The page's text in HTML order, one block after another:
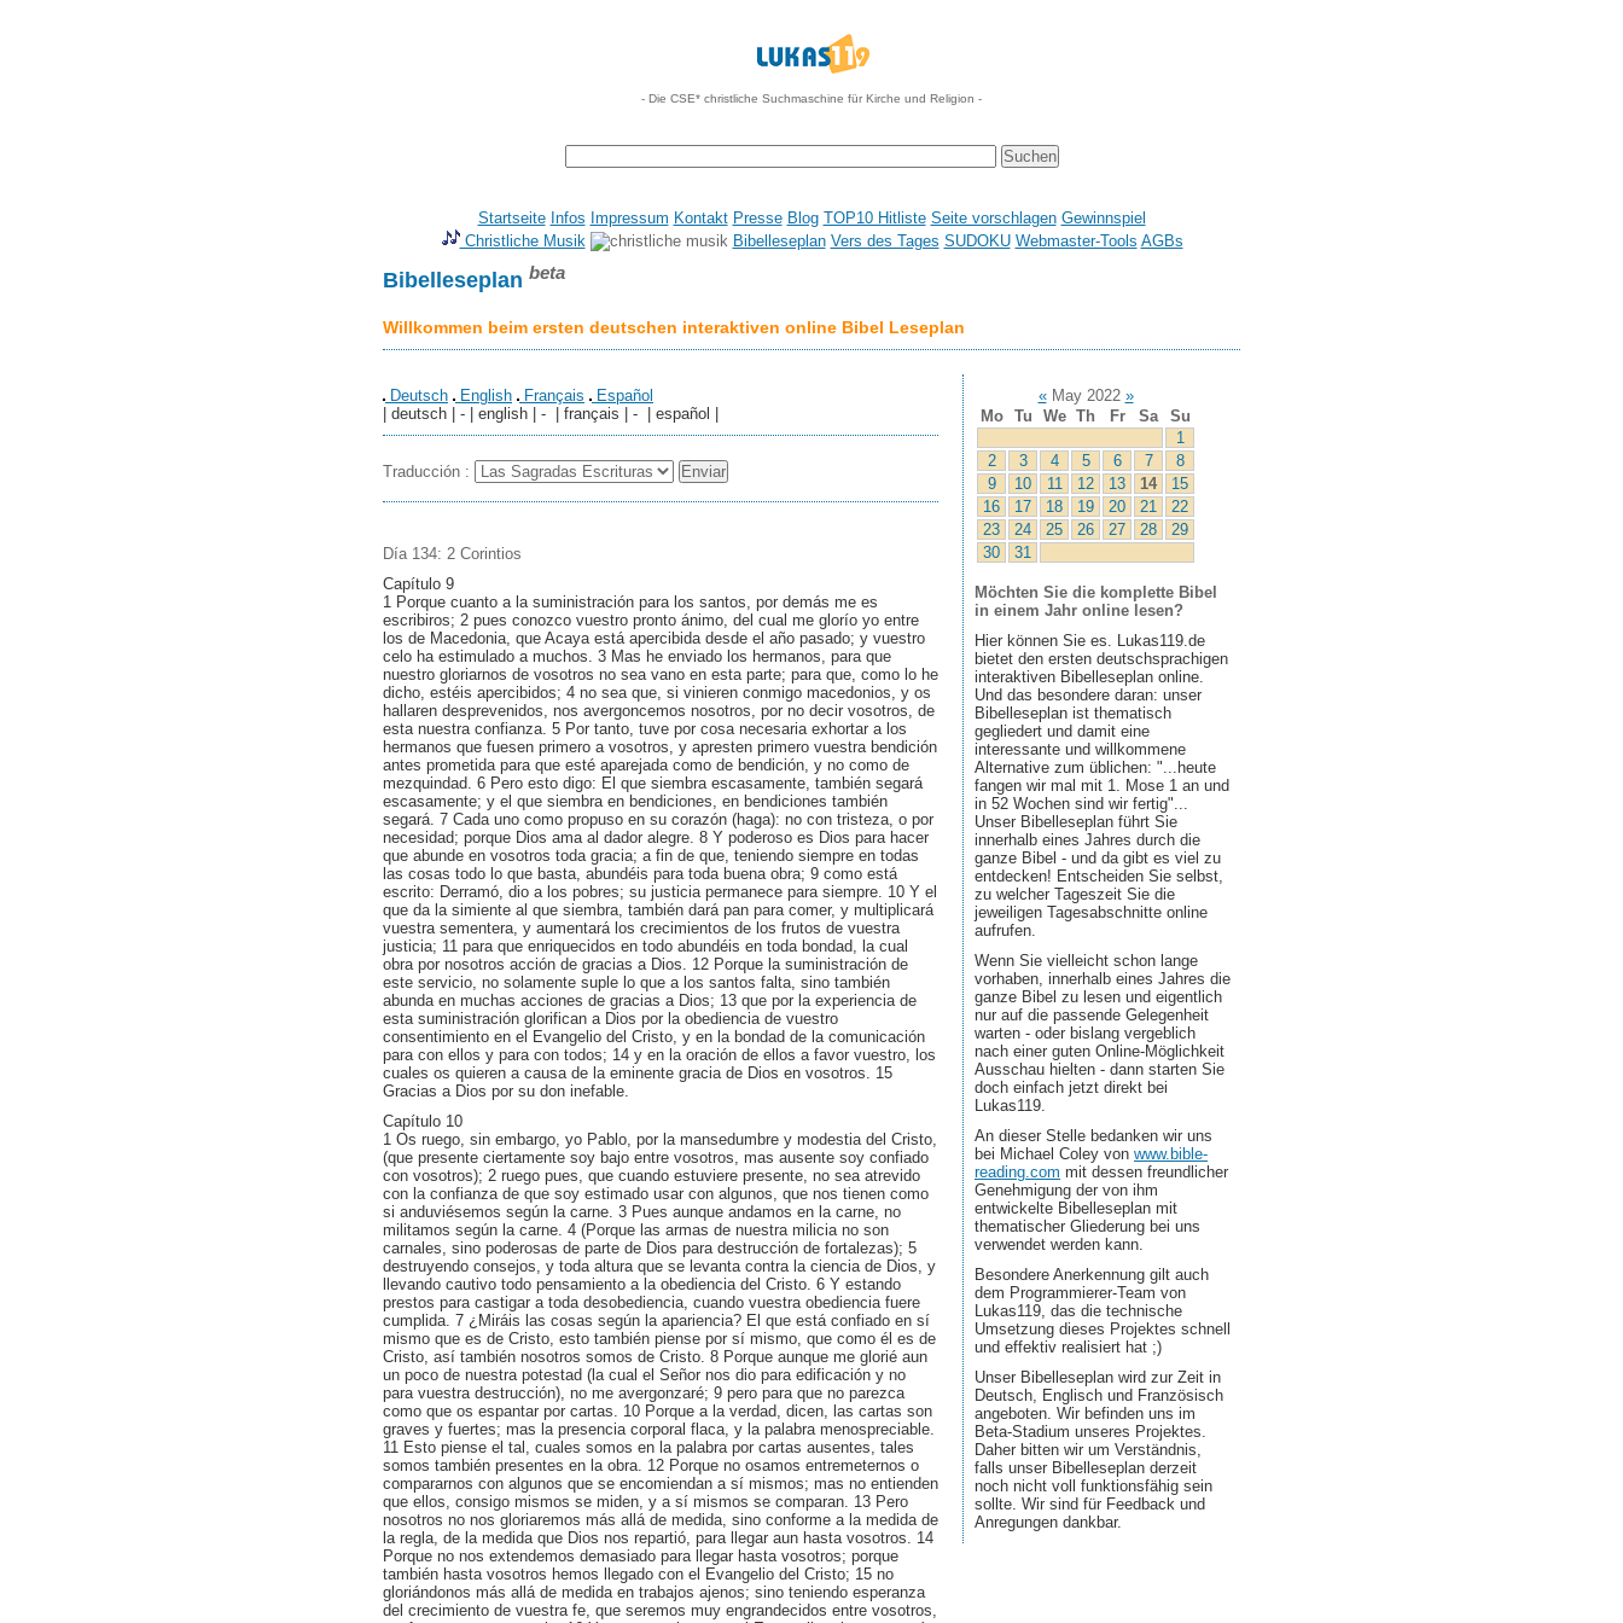
- Die CSE* christliche Suchmaschine für Kirche und Religion -
Startseite Infos Impressum Kontakt Presse Blog TOP10 Hitliste Seite vorschlagen Gewinnspiel
Christliche Musik
Bibelleseplan Vers des Tages SUDOKU Webmaster-Tools AGBs
Bibelleseplan beta
Willkommen beim ersten deutschen interaktiven online Bibel Leseplan
Deutsch English Français
Español
| deutsch | - | english | - | français | - | español |
Traducción :
Día 134: 2 Corintios
Capítulo 9
1 Porque cuanto a la suministración para los santos, por demás me es
escribiros; 2 pues conozco vuestro pronto ánimo, del cual me glorío yo entre
los de Macedonia, que Acaya está apercibida desde el año pasado; y vuestro
celo ha estimulado a muchos. 3 Mas he enviado los hermanos, para que
nuestro gloriarnos de vosotros no sea vano en esta parte; para que, como lo he
dicho, estéis apercibidos; 4 no sea que, si vinieren conmigo macedonios, y os
hallaren desprevenidos, nos avergoncemos nosotros, por no decir vosotros, de
esta nuestra confianza. 5 Por tanto, tuve por cosa necesaria exhortar a los
hermanos que fuesen primero a vosotros, y apresten primero vuestra bendición
antes prometida para que esté aparejada como de bendición, y no como de
mezquindad. 6 Pero esto digo: El que siembra escasamente, también segará
escasamente; y el que siembra en bendiciones, en bendiciones también
segará. 7 Cada uno como propuso en su corazón (haga): no con tristeza, o por
necesidad; porque Dios ama al dador alegre. 8 Y poderoso es Dios para hacer
que abunde en vosotros toda gracia; a fin de que, teniendo siempre en todas
las cosas todo lo que basta, abundéis para toda buena obra; 9 como está
escrito: Derramó, dio a los pobres; su justicia permanece para siempre. 10 Y el
que da la simiente al que siembra, también dará pan para comer, y multiplicará
vuestra sementera, y aumentará los crecimientos de los frutos de vuestra
justicia; 11 para que enriquecidos en todo abundéis en toda bondad, la cual
obra por nosotros acción de gracias a Dios. 12 Porque la suministración de
este servicio, no solamente suple lo que a los santos falta, sino también
abunda en muchas acciones de gracias a Dios; 13 que por la experiencia de
esta suministración glorifican a Dios por la obediencia de vuestro
consentimiento en el Evangelio del Cristo, y en la bondad de la comunicación
para con ellos y para con todos; 14 y en la oración de ellos a favor vuestro, los
cuales os quieren a causa de la eminente gracia de Dios en vosotros. 15
Gracias a Dios por su don inefable.
Capítulo 10
1 Os ruego, sin embargo, yo Pablo, por la mansedumbre y modestia del Cristo,
(que presente ciertamente soy bajo entre vosotros, mas ausente soy confiado
con vosotros); 2 ruego pues, que cuando estuviere presente, no sea atrevido
con la confianza de que soy estimado usar con algunos, que nos tienen como
si anduviésemos según la carne. 3 Pues aunque andamos en la carne, no
militamos según la carne. 4 (Porque las armas de nuestra milicia no son
carnales, sino poderosas de parte de Dios para destrucción de fortalezas); 5
destruyendo consejos, y toda altura que se levanta contra la ciencia de Dios, y
llevando cautivo todo pensamiento a la obediencia del Cristo. 6 Y estando
prestos para castigar a toda desobediencia, cuando vuestra obediencia fuere
cumplida. 7 ¿Miráis las cosas según la apariencia? El que está confiado en sí
mismo que es de Cristo, esto también piense por sí mismo, que como él es de
Cristo, así también nosotros somos de Cristo. 8 Porque aunque me glorié aun
un poco de nuestra potestad (la cual el Señor nos dio para edificación y no
para vuestra destrucción), no me avergonzaré; 9 pero para que no parezca
como que os espantar por cartas. 10 Porque a la verdad, dicen, las cartas son
graves y fuertes; mas la presencia corporal flaca, y la palabra menospreciable.
11 Esto piense el tal, cuales somos en la palabra por cartas ausentes, tales
somos también presentes en la obra. 12 Porque no osamos entremeternos o
compararnos con algunos que se encomiendan a sí mismos; mas no entienden
que ellos, consigo mismos se miden, y a sí mismos se comparan. 13 Pero
nosotros no nos gloriaremos más allá de medida, sino conforme a la medida de
la regla, de la medida que Dios nos repartió, para llegar aun hasta vosotros. 14
Porque no nos extendemos demasiado para llegar hasta vosotros; porque
también hasta vosotros hemos llegado con el Evangelio del Cristo; 15 no
gloriándonos más allá de medida en trabajos ajenos; sino teniendo esperanza
del crecimiento de vuestra fe, que seremos muy engrandecidos entre vosotros,
«May 2022 »
Mo
Tu We Th Fr Sa
Su
1
2
3 4 5 6 7
8
9
10 11 12 13 14
15
16
17 18 19 20 21
22
23
24 25 26 27 28
29
30
31
Möchten Sie die komplette Bibel
in einem Jahr online lesen?
Hier können Sie es. Lukas119.de
bietet den ersten deutschsprachigen
interaktiven Bibelleseplan online.
Und das besondere daran: unser
Bibelleseplan ist thematisch
gegliedert und damit eine
interessante und willkommene
Alternative zum üblichen: "...heute
fangen wir mal mit 1. Mose 1 an und
in 52 Wochen sind wir fertig"...
Unser Bibelleseplan führt Sie
innerhalb eines Jahres durch die
ganze Bibel - und da gibt es viel zu
entdecken! Entscheiden Sie selbst,
zu welcher Tageszeit Sie die
jeweiligen Tagesabschnitte online
aufrufen.
Wenn Sie vielleicht schon lange
vorhaben, innerhalb eines Jahres die
ganze Bibel zu lesen und eigentlich
nur auf die passende Gelegenheit
warten - oder bislang vergeblich
nach einer guten Online-Möglichkeit
Ausschau hielten - dann starten Sie
doch einfach jetzt direkt bei
Lukas119.
An dieser Stelle bedanken wir uns
bei Michael Coley von www.bible-
reading.com mit dessen freundlicher
Genehmigung der von ihm
entwickelte Bibelleseplan mit
thematischer Gliederung bei uns
verwendet werden kann.
Besondere Anerkennung gilt auch
dem Programmierer-Team von
Lukas119, das die technische
Umsetzung dieses Projektes schnell
und effektiv realisiert hat ;)
Unser Bibelleseplan wird zur Zeit in
Deutsch, Englisch und Französisch
angeboten. Wir befinden uns im
Beta-Stadium unseres Projektes.
Daher bitten wir um Verständnis,
falls unser Bibelleseplan derzeit
noch nicht voll funktionsfähig sein
sollte. Wir sind für Feedback und
Anregungen dankbar.